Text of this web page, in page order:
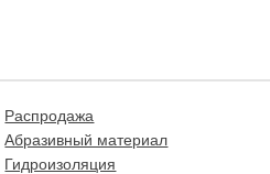
Распродажа
Абразивный материал
Гидроизоляция